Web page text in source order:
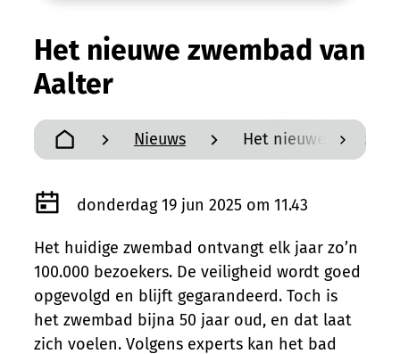
Het nieuwe zwembad van
Aalter
scroll
Startpagina
Nieuws Het nieuwe
Gepubliceerd op
donderdag 19 jun 2025 om 11.43
Het huidige zwembad ontvangt elk jaar zo’n
100.000 bezoekers. De veiligheid wordt goed
opgevolgd en blijft gegarandeerd. Toch is
het zwembad bijna 50 jaar oud, en dat laat
zich voelen. Volgens experts kan het bad